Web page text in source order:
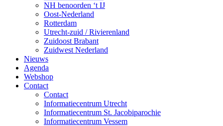
NH benoorden ‘t IJ
Oost-Nederland
Rotterdam
Utrecht-zuid / Rivierenland
Zuidoost Brabant
Zuidwest Nederland
Nieuws
Agenda
Webshop
Contact
Contact
Informatiecentrum Utrecht
Informatiecentrum St. Jacobiparochie
Informatiecentrum Vessem